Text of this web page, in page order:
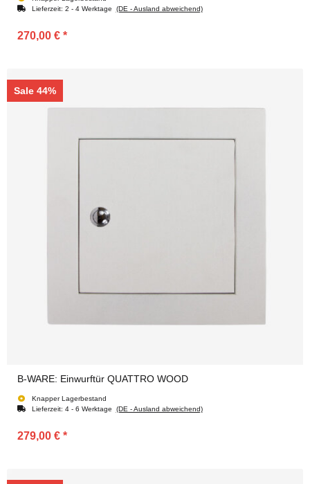
Lieferzeit: 2 - 4 Werktage (DE - Ausland abweichend)
270,00 € *
Sale 44%
B-WARE: Einwurftür QUATTRO WOOD
Knapper Lagerbestand
Lieferzeit: 4 - 6 Werktage (DE - Ausland abweichend)
279,00 € *